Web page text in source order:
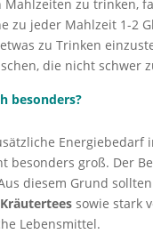
zu trinken,
zu jeder Mahlzeit 1-2
zu Trinken
die nicht schwer
besonders?
besonders groß. Der
diesem Grund
sowie stark
Lebensmittel.